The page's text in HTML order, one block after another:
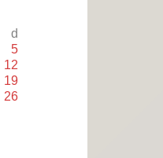
d
5
12
19
26